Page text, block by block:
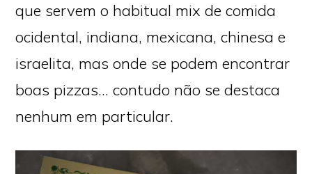
que servem o habitual mix de comida
ocidental, indiana, mexicana, chinesa e
israelita, mas onde se podem encontrar
boas pizzas… contudo não se destaca
nenhum em particular.